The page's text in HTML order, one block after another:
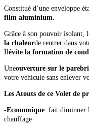
Constitué d’une enveloppe
film aluminium.
Grâce à son pouvoir isolant,
la chaleurde rentrer dans
Ilévite la formation de
Uneouverture sur le
votre véhicule sans enlever
Les Atouts de ce Volet de
-Economique: fait diminuer
chauffage